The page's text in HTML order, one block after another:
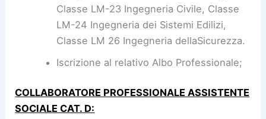
Classe LM-23 Ingegneria Civile, Classe
LM-24 Ingegneria dei Sistemi Edilizi,
Classe LM 26 Ingegneria dellaSicurezza.
Iscrizione al relativo Albo Professionale;
COLLABORATORE PROFESSIONALE ASSISTENTE
SOCIALE CAT. D: